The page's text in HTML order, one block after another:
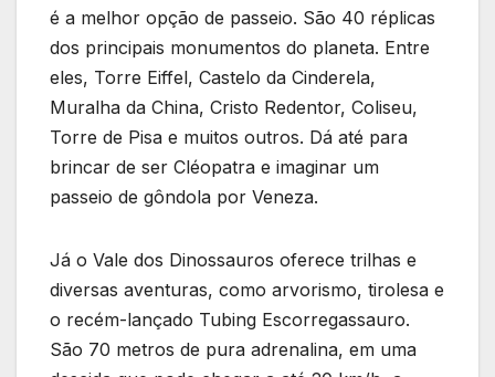
é a melhor opção de passeio. São 40 réplicas
dos principais monumentos do planeta. Entre
eles, Torre Eiffel, Castelo da Cinderela,
Muralha da China, Cristo Redentor, Coliseu,
Torre de Pisa e muitos outros. Dá até para
brincar de ser Cléopatra e imaginar um
passeio de gôndola por Veneza.
Já o Vale dos Dinossauros oferece trilhas e
diversas aventuras, como arvorismo, tirolesa e
o recém-lançado Tubing Escorregassauro.
São 70 metros de pura adrenalina, em uma